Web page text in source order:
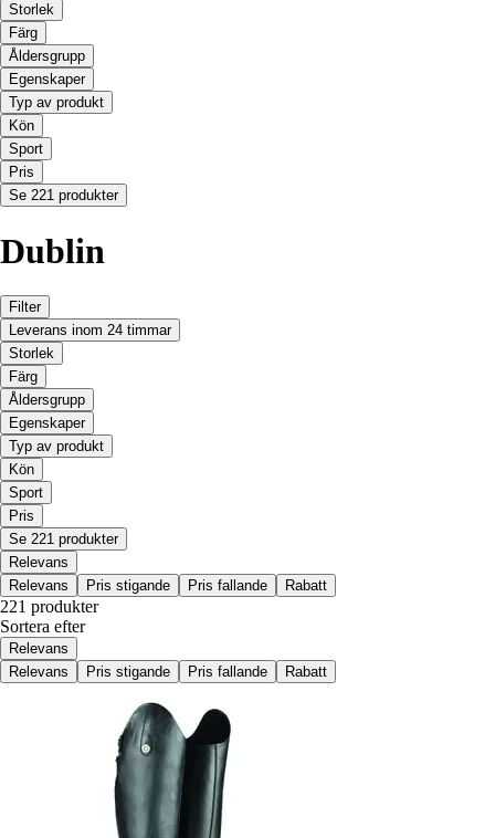
Storlek
Färg
Åldersgrupp
Egenskaper
Typ av produkt
Kön
Sport
Pris
Se 221 produkter
Dublin
Filter
Leverans inom 24 timmar
Storlek
Färg
Åldersgrupp
Egenskaper
Typ av produkt
Kön
Sport
Pris
Se 221 produkter
Relevans
Relevans
Pris stigande Pris fallande Rabatt
221 produkter
Sortera efter
Relevans
Relevans
Pris stigande Pris fallande Rabatt